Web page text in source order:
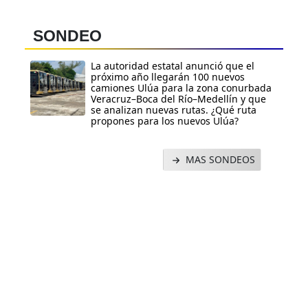
SONDEO
La autoridad estatal anunció que el
próximo año llegarán 100 nuevos
camiones Ulúa para la zona conurbada
Veracruz–Boca del Río–Medellín y que
se analizan nuevas rutas. ¿Qué ruta
propones para los nuevos Ulúa?
MAS SONDEOS